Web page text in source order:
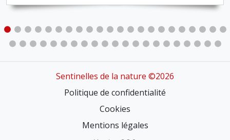
Sentinelles de la nature ©2026
Politique de confidentialité
Cookies
Mentions légales